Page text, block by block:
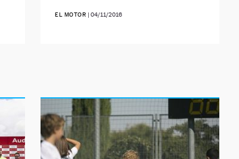
EL MOTOR | 04/11/2016